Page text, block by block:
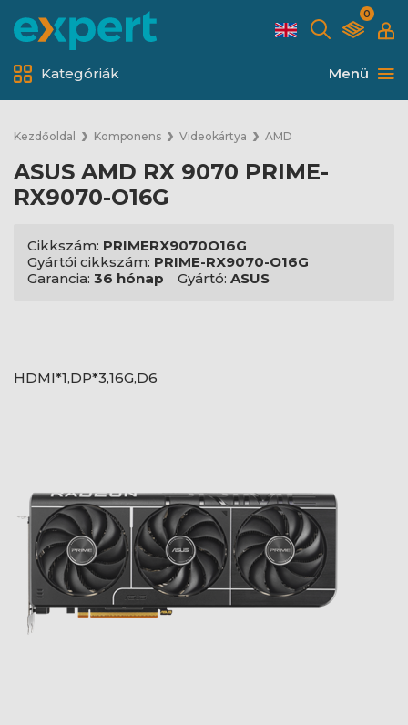
0
Menü
Kategóriák
Kezdőoldal Komponens Videokártya AMD
ASUS AMD RX 9070 PRIME-
RX9070-O16G
Cikkszám: PRIMERX9070O16G
Gyártói cikkszám: PRIME-RX9070-O16G
Garancia: 36 hónap Gyártó: ASUS
HDMI*1,DP*3,16G,D6